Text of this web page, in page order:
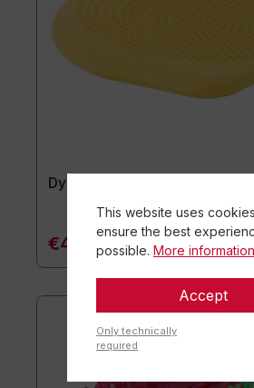
Dynair® Wedge Ballkissen Kids
€49.90*
This website uses
ensure the best
possible. More
Accept
Only technically
required